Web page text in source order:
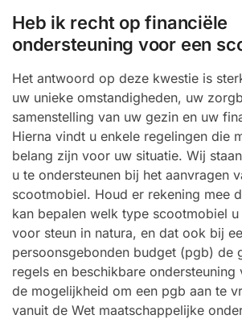
Heb ik recht op financiële
ondersteuning voor een
Het antwoord op deze kwestie is
uw unieke omstandigheden, uw
samenstelling van uw gezin en uw
Hierna vindt u enkele regelingen die
belang zijn voor uw situatie. Wij
u te ondersteunen bij het aanvragen
scootmobiel. Houd er rekening mee
kan bepalen welk type scootmobiel
voor steun in natura, en dat ook bij
persoonsgebonden budget (pgb) de
regels en beschikbare ondersteuning
de mogelijkheid om een pgb aan te
vanuit de Wet maatschappelijke